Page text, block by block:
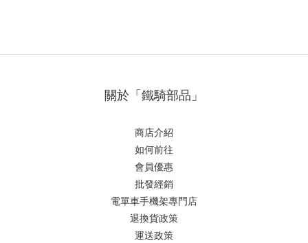
關於「鐵騎部品」
商店介紹
如何前往
會員優惠
批發經銷
電單車手機架專門店
退換貨政策
運送政策